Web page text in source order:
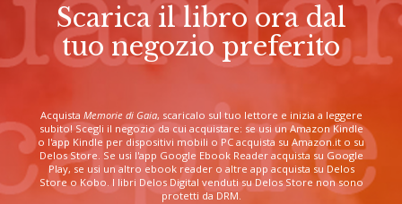
Scarica il libro ora dal
tuo negozio preferito
Acquista Memorie di Gaia, scaricalo sul tuo lettore e inizia a leggere
subito! Scegli il negozio da cui acquistare: se usi un Amazon Kindle
o l'app Kindle per dispositivi mobili o PC acquista su Amazon.it o su
Delos Store. Se usi l'app Google Ebook Reader acquista su Google
Play, se usi un altro ebook reader o altre app acquista su Delos
Store o Kobo. I libri Delos Digital venduti su Delos Store non sono
protetti da DRM.